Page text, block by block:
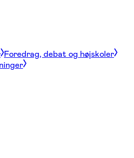
Foredrag, debat og højskoler